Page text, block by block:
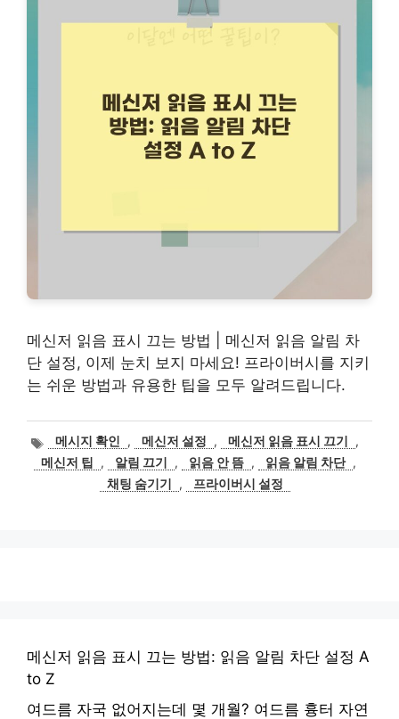
메신저 읽음 표시 끄는 방법 | 메신저 읽음 알림 차
단 설정, 이제 눈치 보지 마세요! 프라이버시를 지키
는 쉬운 방법과 유용한 팁을 모두 알려드립니다.
태
그
메시지 확인 , 메신저 설정 , 메신저 읽음 표시 끄기
,
메신저 팁
, 알림 끄기 , 읽음 안 뜸 , 읽음 알림 차단 ,
채팅 숨기기
, 프라이버시 설정
메신저 읽음 표시 끄는 방법: 읽음 알림 차단 설정 A
to Z
여드름 자국 없어지는데 몇 개월? 여드름 흉터 자연